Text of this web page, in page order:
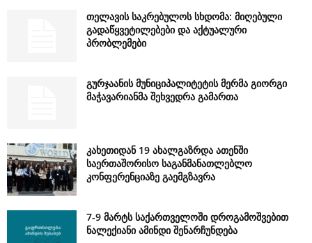
თელავის საკრებულოს სხდომა: მიღებული
გადაწყვეტილებები და აქტუალური
პრობლემები
გურჯაანის მუნიციპალიტეტის მერმა გიორგი
მაჭავარიანმა შეხვედრა გამართა
კახეთიდან 19 ახალგაზრდა ათენში
საერთაშორისო საგანმანათლებლო
კონფერენციაზე გაემგზავრა
7-9 მარტს საქართველოში დროგამოშვებით
ნალექიანი ამინდი შენარჩუნდება